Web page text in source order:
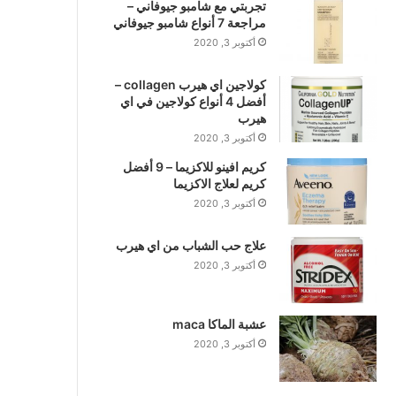
تجربتي مع شامبو جيوفاني –
مراجعة 7 أنواع شامبو جيوفاني
أكتوبر 3, 2020
كولاجين اي هيرب collagen –
أفضل 4 أنواع كولاجين في اي
هيرب
أكتوبر 3, 2020
كريم افينو للاكزيما – 9 أفضل
كريم لعلاج الاكزيما
أكتوبر 3, 2020
علاج حب الشباب من اي هيرب
أكتوبر 3, 2020
عشبة الماكا maca
أكتوبر 3, 2020